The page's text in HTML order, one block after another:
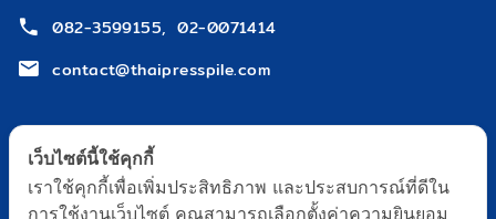
082-3599155, 02-0071414
contact@thaipresspile.com
เว็บไซต์นี้ใช้คุกกี้
เราใช้คุกกี้เพื่อเพิ่มประสิทธิภาพ และประสบการณ์ที่ดีใน
การใช้งานเว็บไซต์ คุณสามารถเลือกตั้งค่าความยินยอม